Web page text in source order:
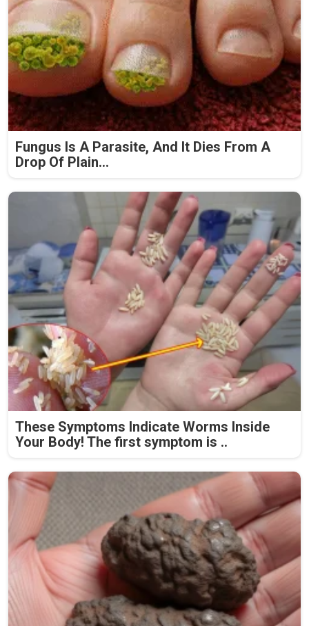
Fungus Is A Parasite, And It Dies From A
Drop Of Plain...
These Symptoms Indicate Worms Inside
Your Body! The first symptom is ..